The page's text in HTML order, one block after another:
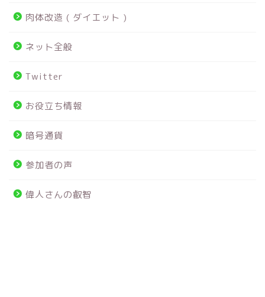
肉体改造 ( ダイエット )
ネット全般
Twitter
お役立ち情報
暗号通貨
参加者の声
偉人さんの叡智